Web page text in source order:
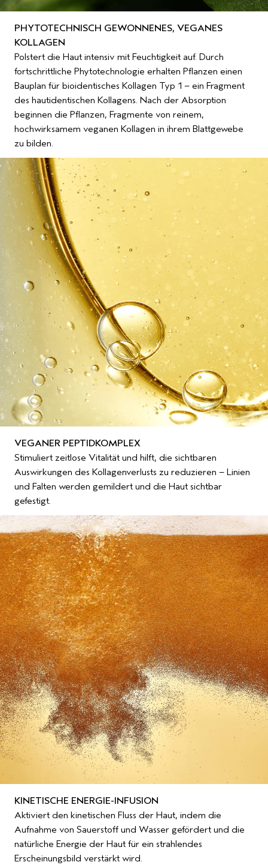
PHYTOTECHNISCH GEWONNENES, VEGANES
KOLLAGEN
Polstert die Haut intensiv mit Feuchtigkeit auf. Durch
fortschrittliche Phytotechnologie erhalten Pflanzen einen
Bauplan für bioidentisches Kollagen Typ 1 – ein Fragment
des hautidentischen Kollagens. Nach der Absorption
beginnen die Pflanzen, Fragmente von reinem,
hochwirksamem veganen Kollagen in ihrem Blattgewebe
zu bilden.
VEGANER PEPTIDKOMPLEX
Stimuliert zeitlose Vitalität und hilft, die sichtbaren
Auswirkungen des Kollagenverlusts zu reduzieren – Linien
und Falten werden gemildert und die Haut sichtbar
gefestigt.
KINETISCHE ENERGIE-INFUSION
Aktiviert den kinetischen Fluss der Haut, indem die
Aufnahme von Sauerstoff und Wasser gefördert und die
natürliche Energie der Haut für ein strahlendes
Erscheinungsbild verstärkt wird.